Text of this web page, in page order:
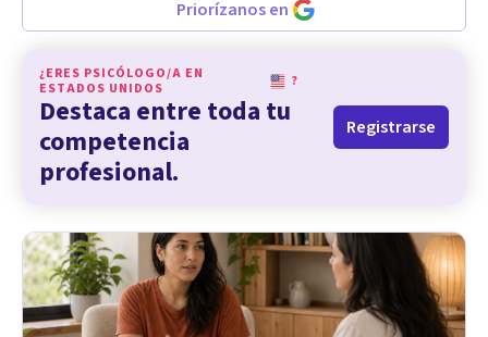
Priorízanos en
¿ERES PSICÓLOGO/A EN
ESTADOS UNIDOS
?
Destaca entre toda tu
competencia
profesional.
Registrarse